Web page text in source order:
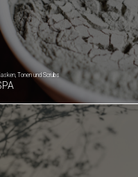
Tonen und Scrubs